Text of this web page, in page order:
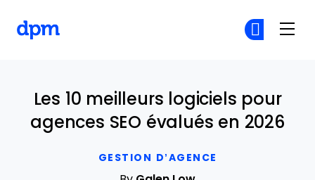
GESTION D’AGENCE
Les 10 meilleurs logiciels pour
agences SEO évalués en 2026